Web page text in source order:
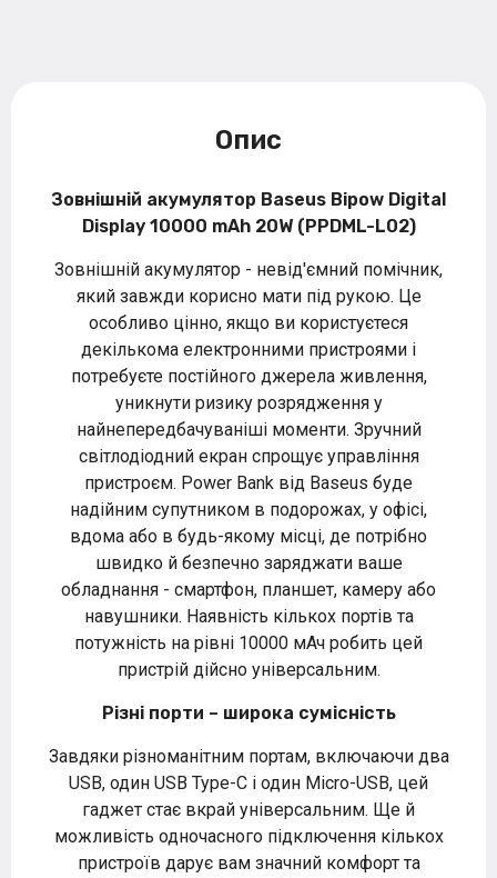
Опис
Зовнішній акумулятор Baseus Bipow Digital
Display 10000 mAh 20W (PPDML-L02)
Зовнішній акумулятор - невід'ємний помічник,
який завжди корисно мати під рукою. Це
особливо цінно, якщо ви користуєтеся
декількома електронними пристроями і
потребуєте постійного джерела живлення,
уникнути ризику розрядження у
найнепередбачуваніші моменти. Зручний
світлодіодний екран спрощує управління
пристроєм. Power Bank від Baseus буде
надійним супутником в подорожах, у офісі,
вдома або в будь-якому місці, де потрібно
швидко й безпечно заряджати ваше
обладнання - смартфон, планшет, камеру або
навушники. Наявність кількох портів та
потужність на рівні 10000 мАч робить цей
пристрій дійсно універсальним.
Різні порти – широка сумісність
Завдяки різноманітним портам, включаючи два
USB, один USB Type-C і один Micro-USB, цей
гаджет стає вкрай універсальним. Ще й
можливість одночасного підключення кількох
пристроїв дарує вам значний комфорт та